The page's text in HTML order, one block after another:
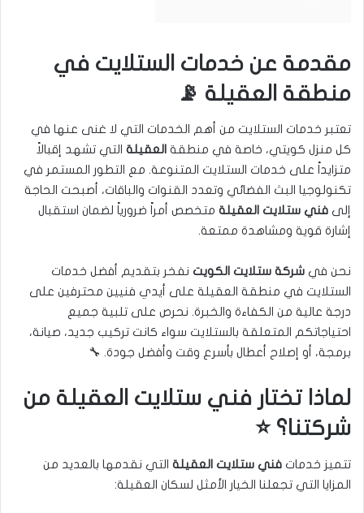
مقدمة عن خدمات الستلايت في
منطقة العقيلة 📡
تعتبر خدمات الستلايت من أهم الخدمات التي لا غنى عنها في
كل منزل كويتي، خاصة في منطقة العقيلة التي تشهد إقبالاً
متزايداً على خدمات الستلايت المتنوعة. مع التطور المستمر في
تكنولوجيا البث الفضائي وتعدد القنوات والباقات، أصبحت الحاجة
إلى فني ستلايت العقيلة متخصص أمراً ضرورياً لضمان استقبال
إشارة قوية ومشاهدة ممتعة.
نحن في شركة ستلايت الكويت نفخر بتقديم أفضل خدمات
الستلايت في منطقة العقيلة على أيدي فنيين محترفين على
درجة عالية من الكفاءة والخبرة. نحرص على تلبية جميع
احتياجاتكم المتعلقة بالستلايت سواء كانت تركيب جديد، صيانة،
برمجة، أو إصلاح أعطال بأسرع وقت وأفضل جودة. 🔧
لماذا تختار فني ستلايت العقيلة من
شركتنا؟ ⭐
تتميز خدمات فني ستلايت العقيلة التي نقدمها بالعديد من
المزايا التي تجعلنا الخيار الأمثل لسكان العقيلة: